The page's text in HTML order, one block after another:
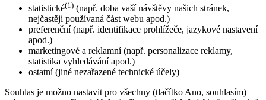
statistické(1) (např. doba vaší návštěvy našich stránek,
nejčastěji používaná část webu apod.)
preferenční (např. identifikace prohlížeče, jazykové nastavení
apod.)
marketingové a reklamní (např. personalizace reklamy,
statistika vyhledávání apod.)
ostatní (jiné nezařazené technické účely)
Souhlas je možno nastavit pro všechny (tlačítko Ano, souhlasím)